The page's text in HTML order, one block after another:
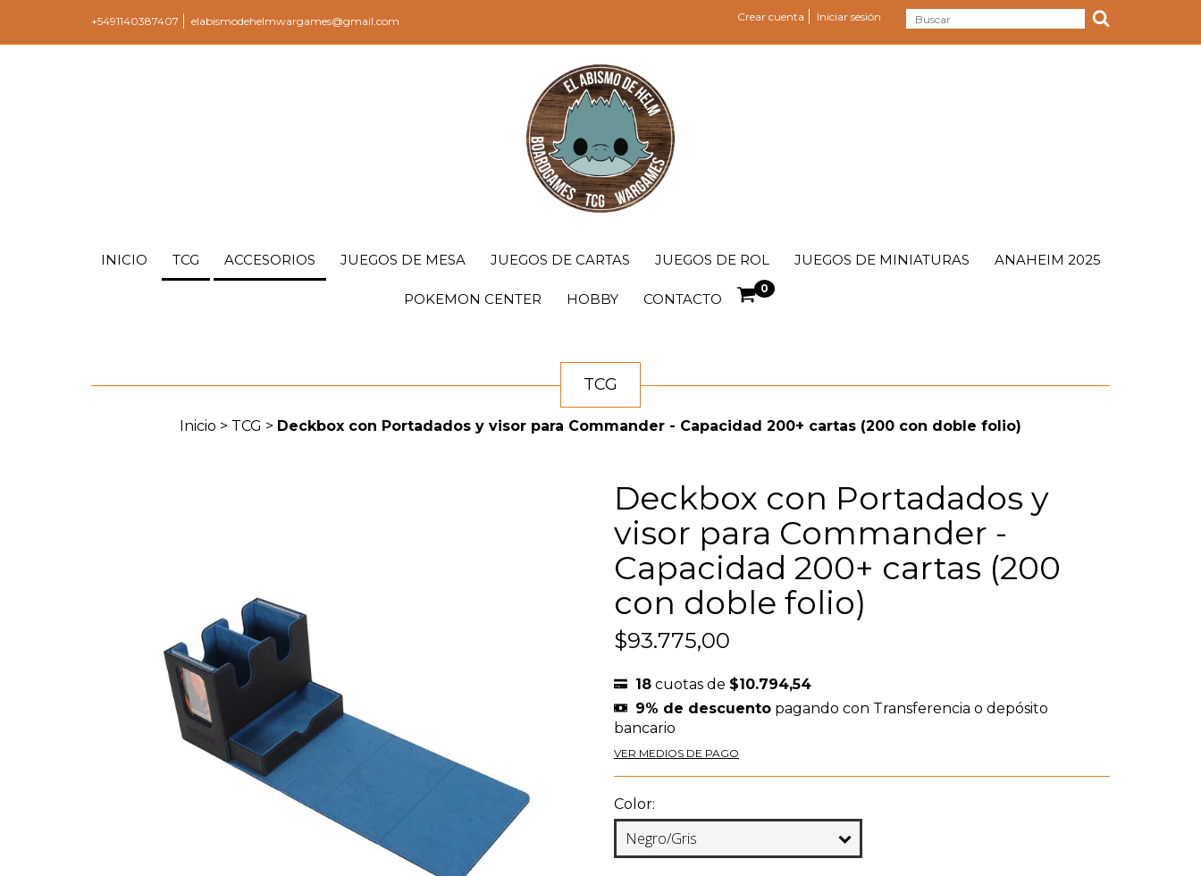
+5491140387407 elabismodehelmwargames@gmail.com Crear cuenta Iniciar sesión
INICIO TCG ACCESORIOS JUEGOS DE MESA JUEGOS DE CARTAS JUEGOS DE ROL JUEGOS DE MINIATURAS ANAHEIM 2025
POKEMON CENTER HOBBY CONTACTO
0
TCG
Inicio > TCG > Deckbox con Portadados y visor para Commander - Capacidad 200+ cartas (200 con doble folio)
Deckbox con Portadados y
visor para Commander -
Capacidad 200+ cartas (200
con doble folio)
$93.775,00
18 cuotas de $10.794,54
9% de descuento pagando con Transferencia o depósito
bancario
VER MEDIOS DE PAGO
Color: